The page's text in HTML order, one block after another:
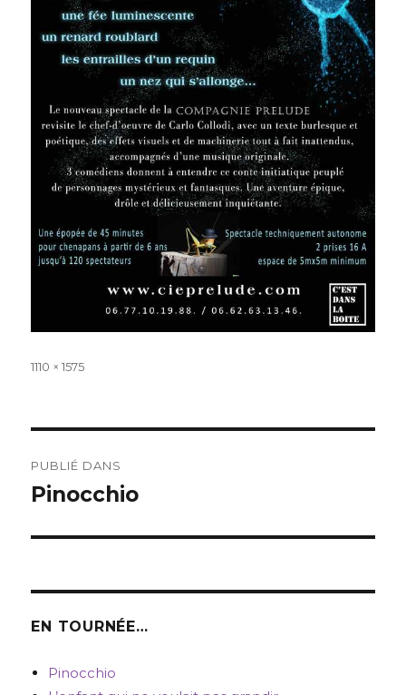
Taille
1110 × 1575
de
PUBLIÉ DANS
Pinocchio
EN TOURNÉE…
Pinocchio